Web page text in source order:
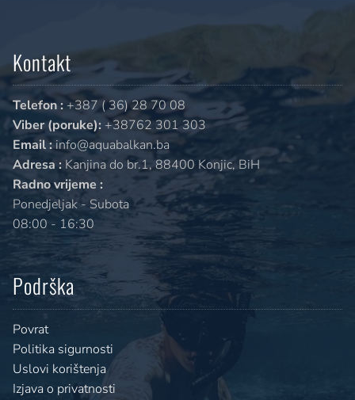
Kontakt
Telefon : +387 ( 36) 28 70 08
Viber (poruke): +38762 301 303
Email :info@aquabalkan.ba
Adresa : Kanjina do br.1, 88400 Konjic, BiH
Radno vrijeme :
Ponedjeljak - Subota
08:00 - 16:30
Podrška
Povrat
Politika sigurnosti
Uslovi korištenja
Izjava o privatnosti